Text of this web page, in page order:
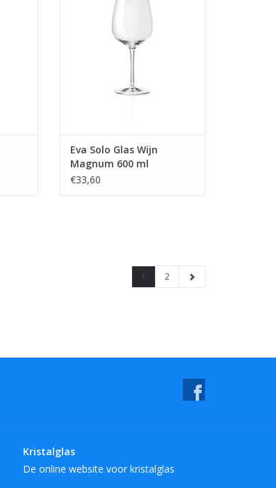
MEER INFO
Eva Solo Glas Wijn
Magnum 600 ml
€33,60
1 2
Kristalglas
De online website voor kristalglas